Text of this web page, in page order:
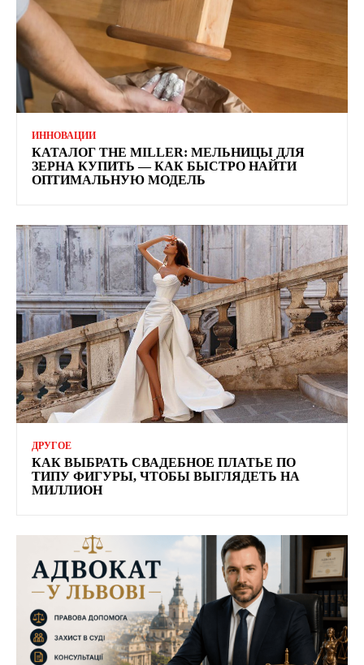
ИННОВАЦИИ
КАТАЛОГ THE MILLER: МЕЛЬНИЦЫ ДЛЯ
ЗЕРНА КУПИТЬ — КАК БЫСТРО НАЙТИ
ОПТИМАЛЬНУЮ МОДЕЛЬ
ДРУГОЕ
КАК ВЫБРАТЬ СВАДЕБНОЕ ПЛАТЬЕ ПО
ТИПУ ФИГУРЫ, ЧТОБЫ ВЫГЛЯДЕТЬ НА
МИЛЛИОН